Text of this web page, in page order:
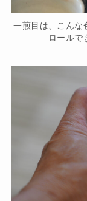
一煎目は、こんな
ロールで